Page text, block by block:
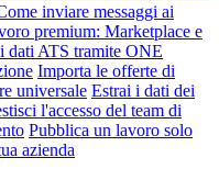
inviare messaggi ai
premium: Marketplace e
dati ATS tramite ONE
Importa le offerte di
universale Estrai i dati dei
l'accesso del team di
Pubblica un lavoro solo
azienda